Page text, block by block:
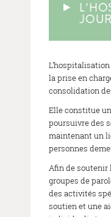
JOUR
la prise en
consolidation
Elle constitue
poursuivre des
maintenant un
personnes
Afin de soutenir
groupes de
des activités
soutien et une